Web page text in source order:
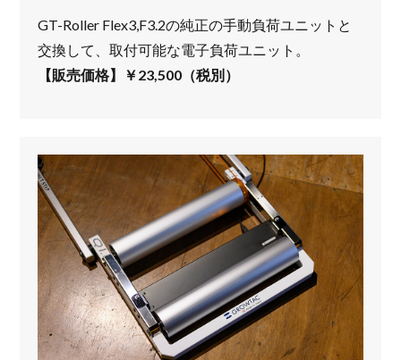
GT-Roller Flex3,F3.2の純正の手動負荷ユニットと
交換して、取付可能な電子負荷ユニット。
【販売価格】￥23,500（税別）